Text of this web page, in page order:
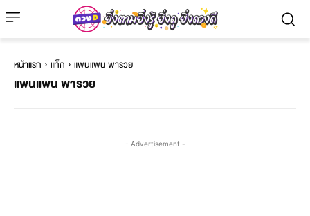
หน้าแรก แท็ก แพนแพน พารวย
แพนแพน พารวย
- Advertisement -